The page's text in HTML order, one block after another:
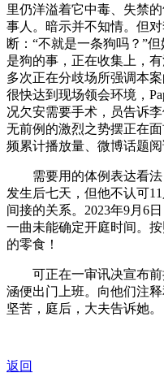
里仍洋溢着它中毒、失禁
事人。暗示并不知情。但
断：“不就是一条狗吗？”
是狗的事，正在收集上，
多次正在分歧场所强调本
很快达到现场领会环境，
况欠安需要手术，员告诉
无前例的激烈之势摆正在
频累计播放量、微博话题
需要用的体例表达看法
发生后七天，但他不认可
间接的关系。2023年9月6
一曲未能确定开庭时间。
的零食！
可正在一审讯决宣布前
涵便出门上班。向他们注
坚苦，庭后，大夫告诉她。
返回